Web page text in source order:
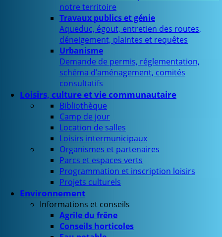
notre territoire
Travaux publics et génie
Aqueduc, égout, entretien des routes,
déneigement, plaintes et requêtes
Urbanisme
Demande de permis, réglementation,
schéma d’aménagement, comités
consultatifs
Loisirs, culture et vie communautaire
Bibliothèque
Camp de jour
Location de salles
Loisirs intermunicipaux
Organismes et partenaires
Parcs et espaces verts
Programmation et inscription loisirs
Projets culturels
Environnement
Informations et conseils
Agrile du frêne
Conseils horticoles